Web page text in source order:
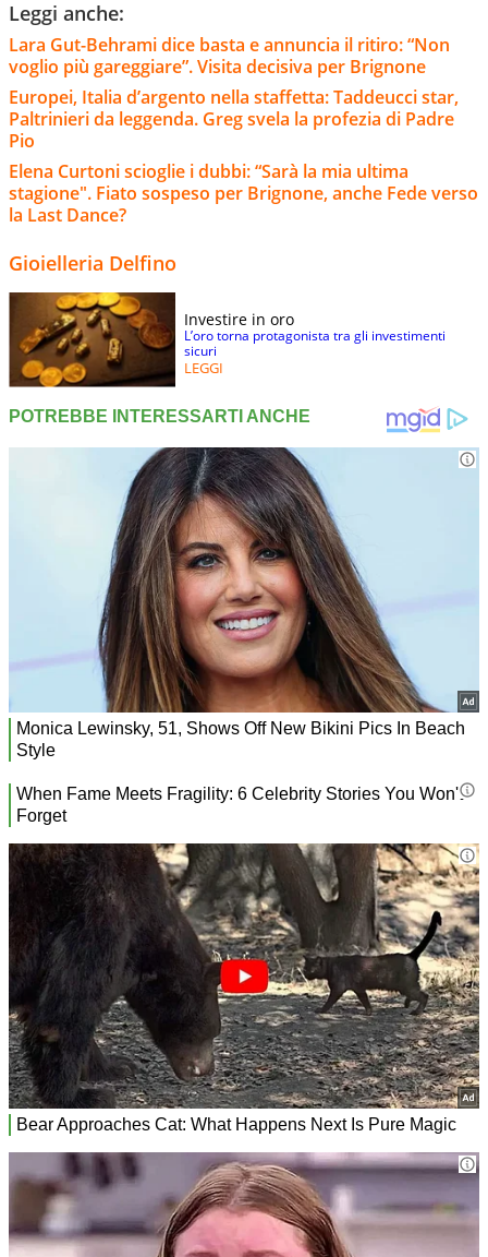
Leggi anche:
Lara Gut-Behrami dice basta e annuncia il ritiro: “Non
voglio più gareggiare”. Visita decisiva per Brignone
Europei, Italia d’argento nella staffetta: Taddeucci star,
Paltrinieri da leggenda. Greg svela la profezia di Padre
Pio
Elena Curtoni scioglie i dubbi: “Sarà la mia ultima
stagione". Fiato sospeso per Brignone, anche Fede verso
la Last Dance?
Gioielleria Delfino
Investire in oro
L’oro torna protagonista tra gli investimenti
sicuri
LEGGI